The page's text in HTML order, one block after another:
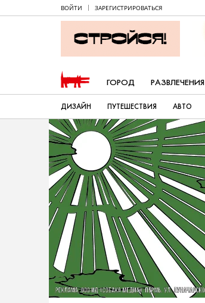
ВОЙТИ ЗАРЕГИСТРИРОВАТЬСЯ
ГОРОД РАЗВЛЕЧЕНИЯ
ДИЗАЙН ПУТЕШЕСТВИЯ АВТО